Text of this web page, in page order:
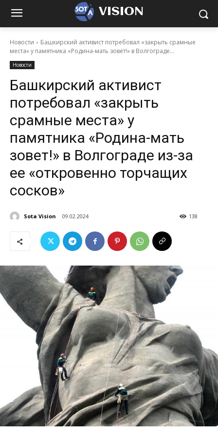
VISION
Новости
Башкирский активист потребовал «закрыть срамные
места» у памятника «Родина-мать зовет!» в Волгограде...
Новости
Башкирский активист
потребовал «закрыть
срамные места» у
памятника «Родина-мать
зовет!» в Волгограде из-за
ее «откровенно торчащих
сосков»
Sota Vision 09.02.2024 138